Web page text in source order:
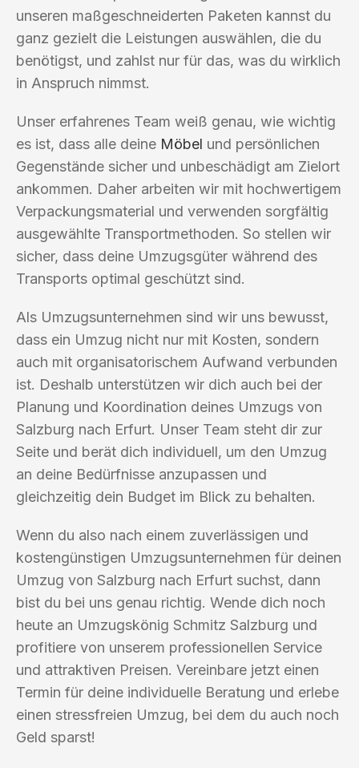
unseren maßgeschneiderten Paketen kannst du
ganz gezielt die Leistungen auswählen, die du
benötigst, und zahlst nur für das, was du wirklich
in Anspruch nimmst.
Unser erfahrenes Team weiß genau, wie wichtig
es ist, dass alle deine Möbel und persönlichen
Gegenstände sicher und unbeschädigt am Zielort
ankommen. Daher arbeiten wir mit hochwertigem
Verpackungsmaterial und verwenden sorgfältig
ausgewählte Transportmethoden. So stellen wir
sicher, dass deine Umzugsgüter während des
Transports optimal geschützt sind.
Als Umzugsunternehmen sind wir uns bewusst,
dass ein Umzug nicht nur mit Kosten, sondern
auch mit organisatorischem Aufwand verbunden
ist. Deshalb unterstützen wir dich auch bei der
Planung und Koordination deines Umzugs von
Salzburg nach Erfurt. Unser Team steht dir zur
Seite und berät dich individuell, um den Umzug
an deine Bedürfnisse anzupassen und
gleichzeitig dein Budget im Blick zu behalten.
Wenn du also nach einem zuverlässigen und
kostengünstigen Umzugsunternehmen für deinen
Umzug von Salzburg nach Erfurt suchst, dann
bist du bei uns genau richtig. Wende dich noch
heute an Umzugskönig Schmitz Salzburg und
profitiere von unserem professionellen Service
und attraktiven Preisen. Vereinbare jetzt einen
Termin für deine individuelle Beratung und erlebe
einen stressfreien Umzug, bei dem du auch noch
Geld sparst!